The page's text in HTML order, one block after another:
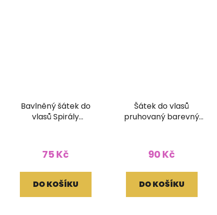
Bavlněný šátek do
vlasů Spirály
75 Kč
DO KOŠÍKU
Šátek do vlasů
pruhovaný barevný
90 Kč
DO KOŠÍKU